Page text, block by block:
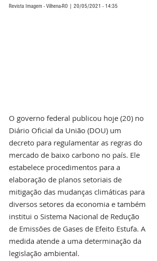
Revista Imagem - Vilhena-RO | 20/05/2021 - 14:35
O governo federal publicou hoje (20) no
Diário Oficial da União (DOU) um
decreto para regulamentar as regras do
mercado de baixo carbono no país. Ele
estabelece procedimentos para a
elaboração de planos setoriais de
mitigação das mudanças climáticas para
diversos setores da economia e também
institui o Sistema Nacional de Redução
de Emissões de Gases de Efeito Estufa. A
medida atende a uma determinação da
legislação ambiental.